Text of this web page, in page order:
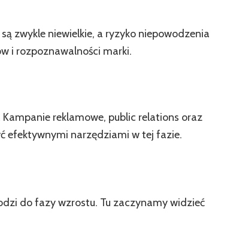
zwykle niewielkie, a ryzyko niepowodzenia
i rozpoznawalności marki.
reklamowe, public relations oraz
efektywnymi narzędziami w tej fazie.
do fazy wzrostu. Tu zaczynamy widzieć